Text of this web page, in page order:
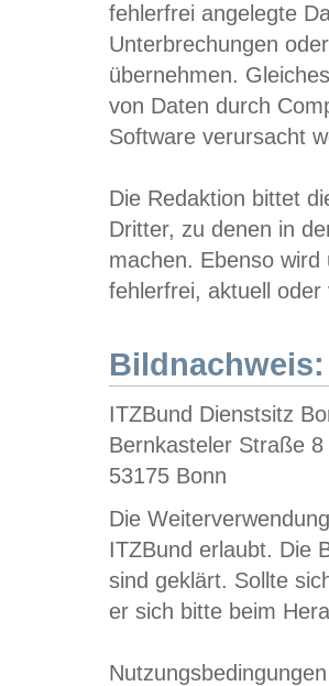
fehlerfrei angelegte
Unterbrechungen
übernehmen.
von Daten durch
Software verursacht
Die Redaktion bittet
Dritter, zu denen in
machen. Ebenso
fehlerfrei, aktuell oder
Bildnachweis:
ITZBund Dienstsitz
Bernkasteler Straße 8
53175 Bonn
Die
ITZBund erlaubt. Die
sind geklärt. Sollte
er sich bitte beim